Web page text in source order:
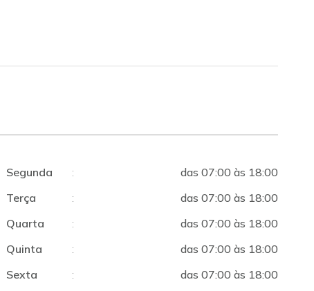
Segunda :
das 07:00 às 18:00
Terça
:
das 07:00 às 18:00
Quarta
:
das 07:00 às 18:00
Quinta
:
das 07:00 às 18:00
Sexta
:
das 07:00 às 18:00